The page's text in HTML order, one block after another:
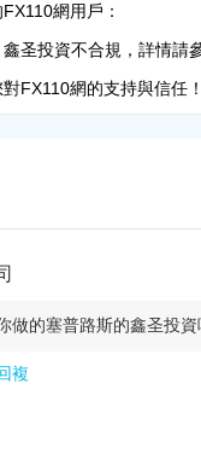
網用戶：
圣投資不合規，詳情請
FX110網的支持與信任！
做的塞普路斯的鑫圣投資
複